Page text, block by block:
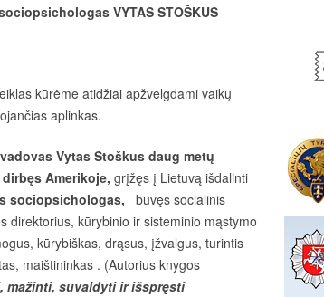
VYTAS STOŠKUS
kūrėme atidžiai apžvelgdami vaikų
aplinkas.
Vytas Stoškus daug metų
Amerikoje, grįžęs į Lietuvą išdalinti
sociopsichologas,
buvęs socialinis
direktorius, kūrybinio ir sisteminio mąstymo
kūrybiškas, drąsus, įžvalgus, turintis
maištininkas . (Autorius knygos
mažinti, suvaldyti ir išspręsti